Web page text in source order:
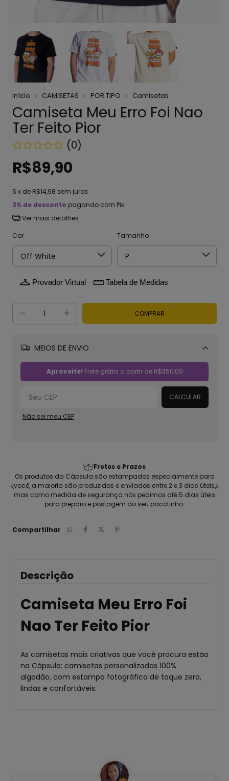
Início CAMISETAS POR TIPO Camisetas
Camiseta Meu Erro Foi Nao
Ter Feito Pior
(0)
R$89,90
6 x de R$14,98 sem juros
3% de desconto pagando com Pix
Ver mais detalhes
Cor
Tamanho
Provador Virtual Tabela de Medidas
MEIOS DE ENVIO
Aproveite! Frete grátis a partir de R$350,00
CALCULAR
Não sei meu CEP
Fretes e Prazos
Os produtos da Cápsula são estampados especialmente para
você, a maioria são produzidos e enviados entre 2 e 3 dias úteis,
mas como medida de segurança nós pedimos até 5 dias úteis
para preparo e postagem do seu pacotinho.
Compartilhar
Descrição
Camiseta Meu Erro Foi
Nao Ter Feito Pior
As camisetas mais criativas que você procura estão
na Cápsula: camisetas personalizadas 100%
algodão, com estampa fotográfica de toque zero,
lindas e confortáveis.